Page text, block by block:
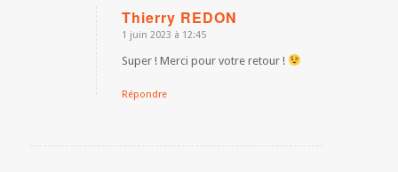
Thierry REDON
dit
1 juin 2023 à 12:45
Super ! Merci pour votre retour !
Répondre